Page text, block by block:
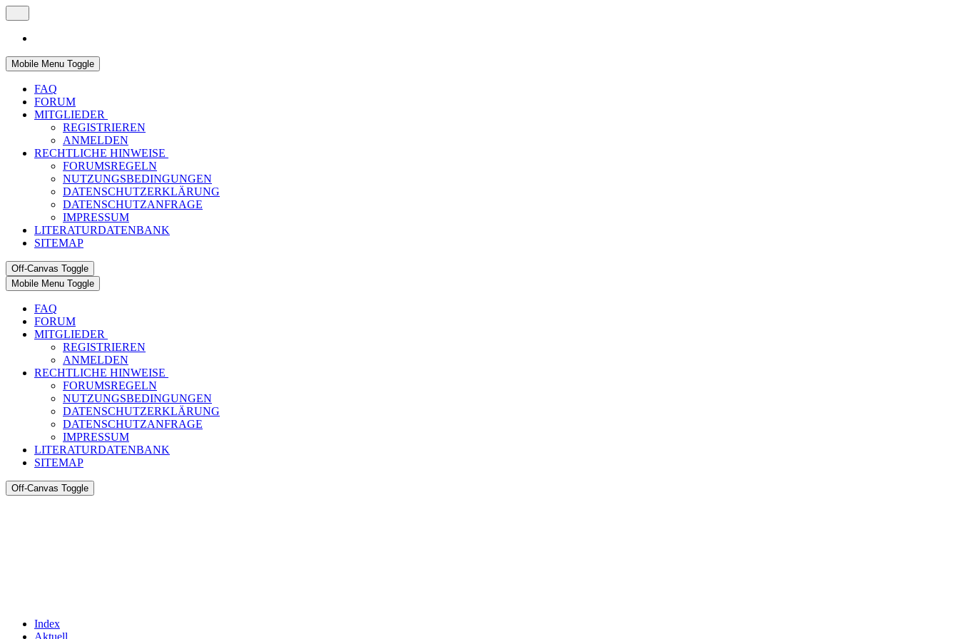
Mobile Menu Toggle
FAQ
FORUM
MITGLIEDER
REGISTRIEREN
ANMELDEN
RECHTLICHE HINWEISE
FORUMSREGELN
NUTZUNGSBEDINGUNGEN
DATENSCHUTZERKLÄRUNG
DATENSCHUTZANFRAGE
IMPRESSUM
LITERATURDATENBANK
SITEMAP
Off-Canvas Toggle
Mobile Menu Toggle
FAQ
FORUM
MITGLIEDER
REGISTRIEREN
ANMELDEN
RECHTLICHE HINWEISE
FORUMSREGELN
NUTZUNGSBEDINGUNGEN
DATENSCHUTZERKLÄRUNG
DATENSCHUTZANFRAGE
IMPRESSUM
LITERATURDATENBANK
SITEMAP
Off-Canvas Toggle
Index
Aktuell